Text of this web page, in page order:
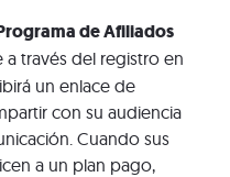
de Afiliados
través del registro en
un enlace de
con su audiencia
Cuando sus
a un plan pago,